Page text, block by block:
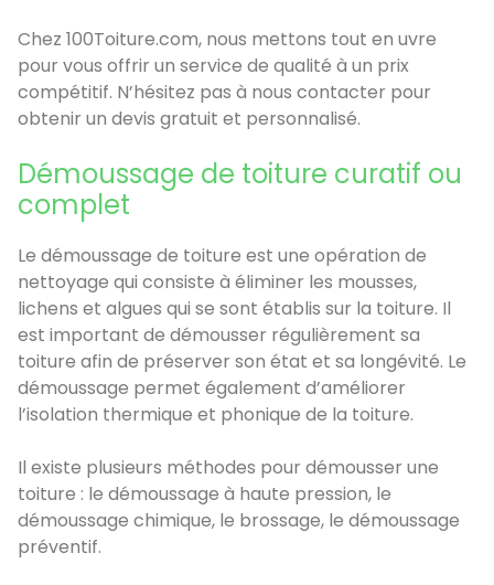
Chez 100Toiture.com, nous mettons tout en uvre
pour vous offrir un service de qualité à un prix
compétitif. N’hésitez pas à nous contacter pour
obtenir un devis gratuit et personnalisé.
Démoussage de toiture curatif ou
complet
Le démoussage de toiture est une opération de
nettoyage qui consiste à éliminer les mousses,
lichens et algues qui se sont établis sur la toiture. Il
est important de démousser régulièrement sa
toiture afin de préserver son état et sa longévité. Le
démoussage permet également d’améliorer
l’isolation thermique et phonique de la toiture.
Il existe plusieurs méthodes pour démousser une
toiture : le démoussage à haute pression, le
démoussage chimique, le brossage, le démoussage
préventif.